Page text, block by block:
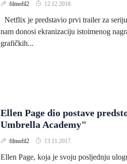
filmofil2 12.12.2018.
Netflix je predstavio prvi trailer za
nam donosi ekranizaciju istoimenog
grafičkih...
Ellen Page dio postave
Umbrella Academy"
filmofil2 13.11.2017.
Ellen Page, koja je svoju posljednju